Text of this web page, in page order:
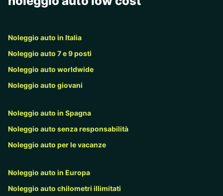
Noleggio auto in Italia
Noleggio auto 7 e 9 posti
Noleggio auto worldwide
Noleggio auto giovani
Noleggio auto in Spagna
Noleggio auto senza responsabilità
Noleggio auto per le vacanze
Noleggio auto in Europa
Noleggio auto chilometri illimitati